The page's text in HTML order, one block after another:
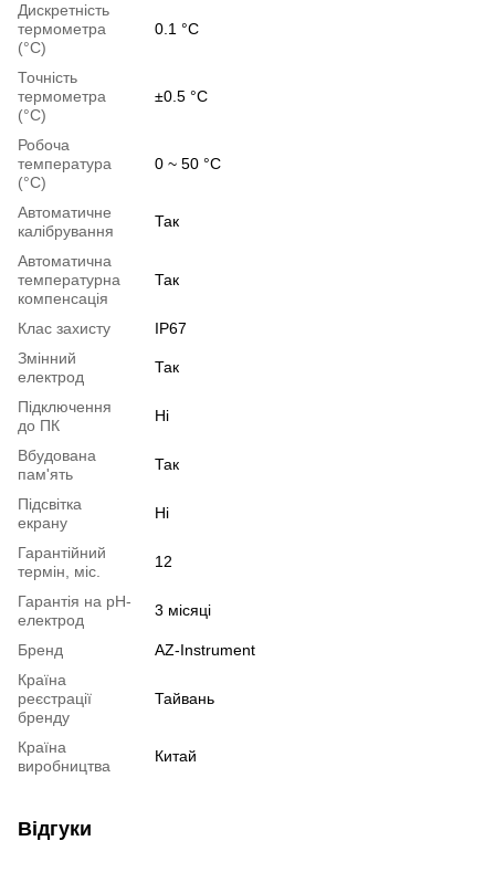
Дискретність
термометра
(°C)
0.1 °C
Точність
термометра
(°C)
±0.5 °C
Робоча
температура
(°C)
0 ~ 50 °C
Автоматичне
калібрування
Так
Автоматична
температурна
компенсація
Так
Клас захисту
IP67
Змінний
електрод
Так
Підключення
до ПК
Ні
Вбудована
пам'ять
Так
Підсвітка
екрану
Ні
Гарантійний
термін, міс.
12
Гарантія на pH-
електрод
3 місяці
Бренд
AZ-Instrument
Країна
реєстрації
бренду
Тайвань
Країна
виробництва
Китай
Відгуки